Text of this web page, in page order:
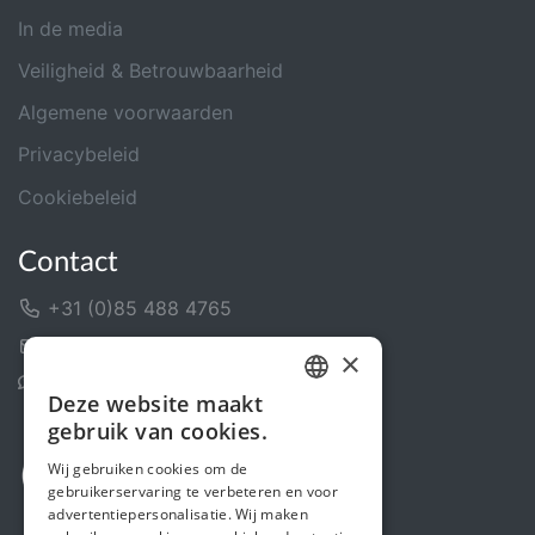
In de media
Veiligheid & Betrouwbaarheid
Algemene voorwaarden
Privacybeleid
Cookiebeleid
Contact
+31 (0)85 488 4765
ENGLISH
×
Deze website maakt
gebruik van cookies.
Wij gebruiken cookies om de
gebruikerservaring te verbeteren en voor
advertentiepersonalisatie. Wij maken